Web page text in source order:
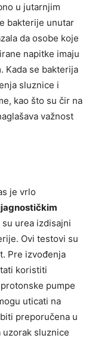
u jutarnjim
bakterije unutar
da osobe koje
napitke imaju
Kada se bakterija
sluznice i
kao što su čir na
važnost
je vrlo
urea izdisajni
Ovi testovi su
Pre izvođenja
koristiti
pumpe
uticati na
preporučena u
sluznice